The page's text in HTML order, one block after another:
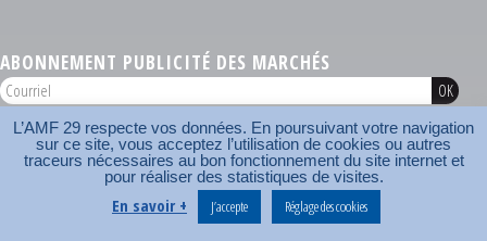
ABONNEMENT PUBLICITÉ DES MARCHÉS
AMF 29 © 2026
Plan du site Nos coordonnées Mentions légales
Contact
Carrefour des communes
AMF
L’AMF 29 respecte vos données. En poursuivant votre navigation
sur ce site, vous acceptez l’utilisation de cookies ou autres
traceurs nécessaires au bon fonctionnement du site internet et
pour réaliser des statistiques de visites.
En savoir + J’accepte Réglage des cookies